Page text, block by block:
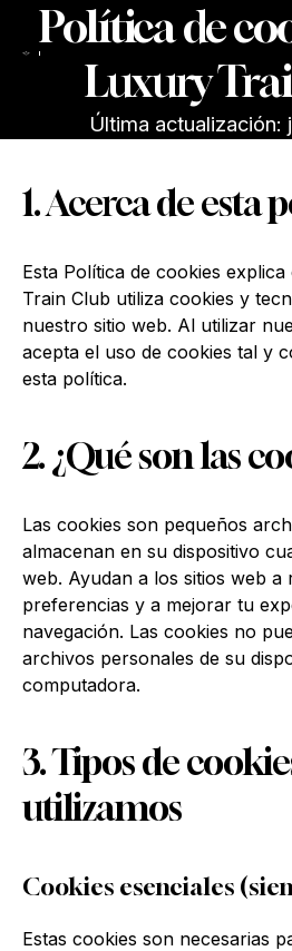
Política de
Luxury
Última actualización:
1. Acerca de esta
Esta Política de cookies
Train Club utiliza cookies y
nuestro sitio web. Al utilizar
acepta el uso de cookies tal y
esta política.
2. ¿Qué son las
Las cookies son pequeños
almacenan en su dispositivo
web. Ayudan a los sitios web a
preferencias y a mejorar tu
navegación. Las cookies no
archivos personales de su
computadora.
3. Tipos de
utilizamos
Cookies esenciales
Estas cookies son necesarias